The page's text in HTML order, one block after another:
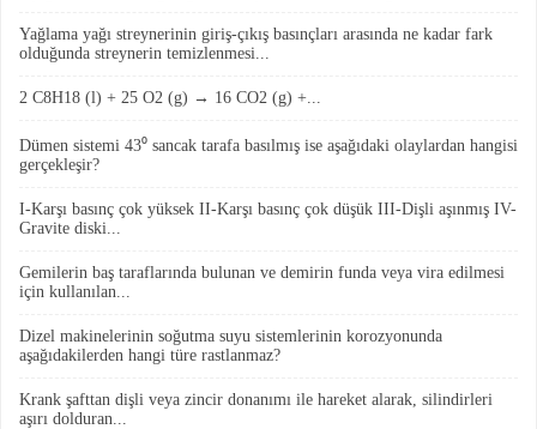
Yağlama yağı streynerinin giriş-çıkış basınçları arasında ne kadar fark
olduğunda streynerin temizlenmesi...
2 C8H18 (l) + 25 O2 (g) → 16 CO2 (g) +...
Dümen sistemi 43⁰ sancak tarafa basılmış ise aşağıdaki olaylardan hangisi
gerçekleşir?
I-Karşı basınç çok yüksek II-Karşı basınç çok düşük III-Dişli aşınmış IV-
Gravite diski...
Gemilerin baş taraflarında bulunan ve demirin funda veya vira edilmesi
için kullanılan...
Dizel makinelerinin soğutma suyu sistemlerinin korozyonunda
aşağıdakilerden hangi türe rastlanmaz?
Krank şafttan dişli veya zincir donanımı ile hareket alarak, silindirleri
aşırı dolduran...